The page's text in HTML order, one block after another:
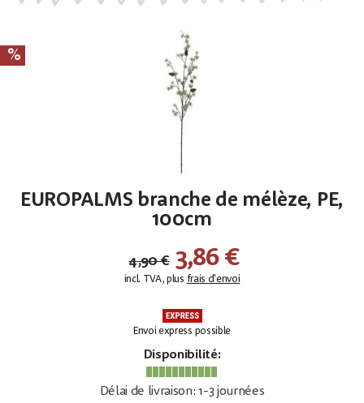
EUROPALMS branche de mélèze, PE,
100cm
4,90 € 3,86 €
incl. TVA, plus frais d'envoi
Envoi express possible
Disponibilité:
Délai de livraison: 1-3 journées